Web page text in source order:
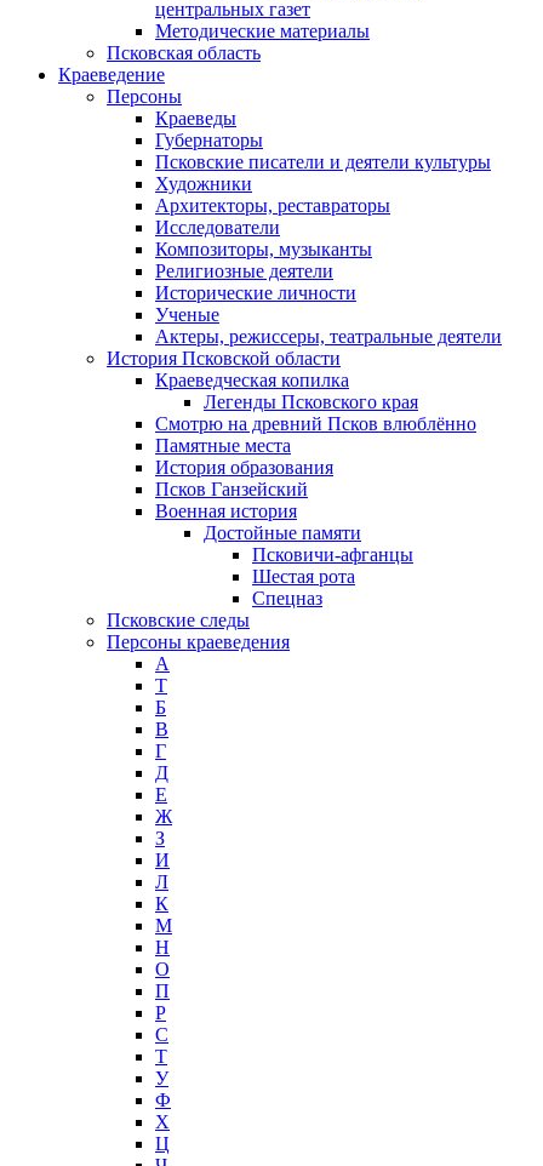
центральных газет
Методические материалы
Псковская область
Краеведение
Персоны
Краеведы
Губернаторы
Псковские писатели и деятели культуры
Художники
Архитекторы, реставраторы
Исследователи
Композиторы, музыканты
Религиозные деятели
Исторические личности
Ученые
Актеры, режиссеры, театральные деятели
История Псковской области
Краеведческая копилка
Легенды Псковского края
Смотрю на древний Псков влюблённо
Памятные места
История образования
Псков Ганзейский
Военная история
Достойные памяти
Псковичи-афганцы
Шестая рота
Спецназ
Псковские следы
Персоны краеведения
А
T
Б
В
Г
Д
Е
Ж
З
И
Л
К
М
Н
О
П
Р
С
Т
У
Ф
Х
Ц